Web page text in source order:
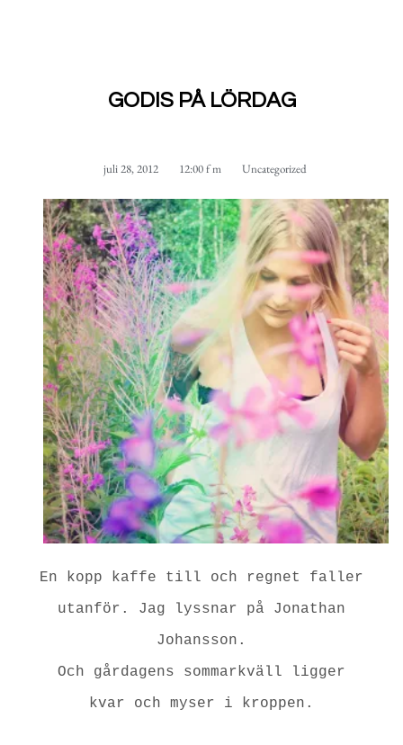
GODIS PÅ LÖRDAG
juli 28, 2012 12:00 f m Uncategorized
En kopp kaffe till och regnet faller
utanför. Jag lyssnar på Jonathan
Johansson.
Och gårdagens sommarkväll ligger
kvar och myser i kroppen.